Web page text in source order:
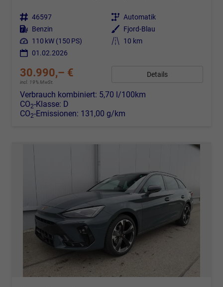
Fahrzeugnr. 46597 Getriebe Automatik
Kraftstoff Benzin Außenfarbe Fjord-Blau
Leistung 110 kW (150 PS) Kilometerstand
10 km
01.02.2026
30.990,– €
incl. 19% MwSt.
Details
Verbrauch kombiniert: 5,70 l/100km
CO2-Klasse: D
CO2-Emissionen: 131,00 g/km